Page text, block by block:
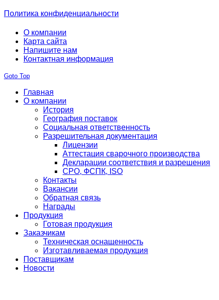
Политика конфиденциальности
О компании
Карта сайта
Напишите нам
Контактная информация
Goto Top
Главная
О компании
История
География поставок
Социальная ответственность
Разрешительная документация
Лицензии
Аттестация сварочного производства
Декларации соответствия и разрешения
СРО, ФСПК, ISO
Контакты
Вакансии
Обратная связь
Награды
Продукция
Готовая продукция
Заказчикам
Техническая оснащенность
Изготавливаемая продукция
Поставщикам
Новости